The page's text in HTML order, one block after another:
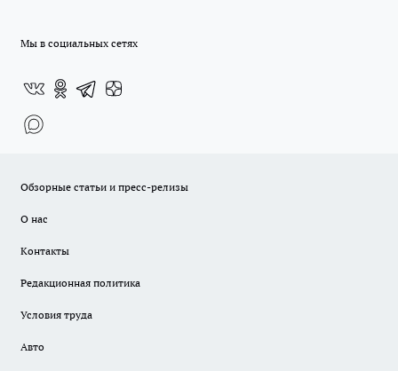
Мы в социальных сетях
Обзорные статьи и пресс-релизы
О нас
Контакты
Редакционная политика
Условия труда
Авто